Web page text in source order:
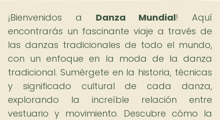
¡Bienvenidos a Danza Mundial! Aquí
encontrarás un fascinante viaje a través de
las danzas tradicionales de todo el mundo,
con un enfoque en la moda de la danza
tradicional. Sumérgete en la historia, técnicas
y significado cultural de cada danza,
explorando la increíble relación entre
vestuario y movimiento. Descubre cómo la